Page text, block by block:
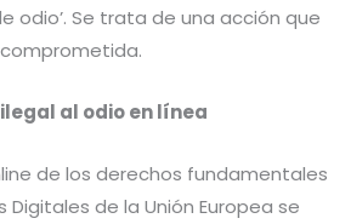
odio’. Se trata de una acción que
al odio en línea
de los derechos fundamentales
de la Unión Europea se